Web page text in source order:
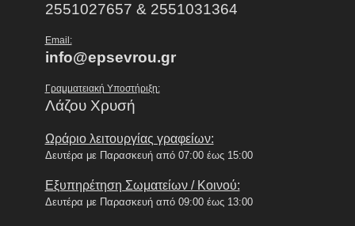
2551027657 & 2551031364
Email:
info@epsevrou.gr
Γραμματειακή Υποστήριξη:
Λάζου Χρυσή
Ωράριο λειτουργίας γραφείων:
Δευτέρα με Παρασκευή από 07:00 έως 15:00
Εξυπηρέτηση Σωματείων / Κοινού:
Δευτέρα με Παρασκευή από 09:00 έως 13:00